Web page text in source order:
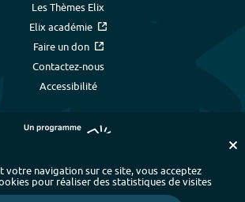
Les Thèmes Elix
Elix académie
Faire un don
Contactez-nous
Accessibilité
du site - Index alphabétique -
votre navigation sur ce site, vous acceptez
pour réaliser des statistiques de visites